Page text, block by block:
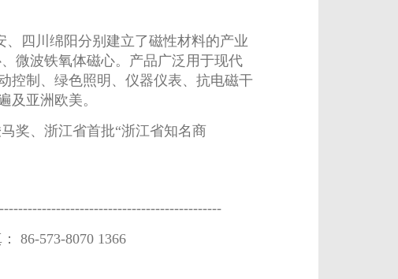
四川绵阳分别建立了磁性材料的产业
微波铁氧体磁心。产品广泛用于现代
控制、绿色照明、仪器仪表、抗电磁干
及亚洲欧美。
奖、浙江省首批“浙江省知名商
真： 86-573-8070 1366